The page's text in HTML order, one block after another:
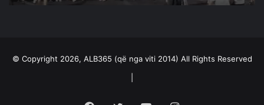
© Copyright 2026, ALB365 (që nga viti 2014) All Rights Reserved